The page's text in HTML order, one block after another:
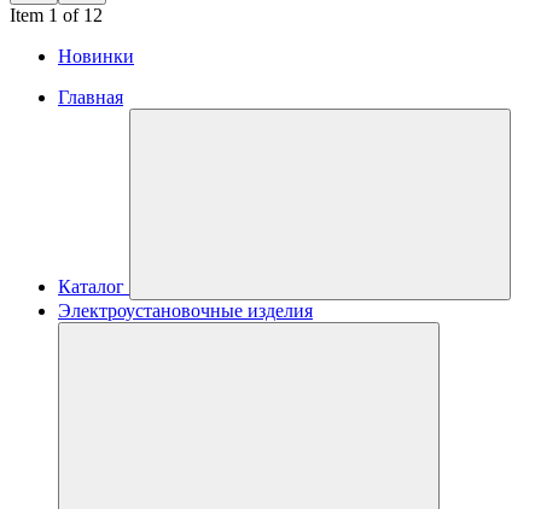
Item 1 of 12
Новинки
Главная
Каталог
Электроустановочные изделия